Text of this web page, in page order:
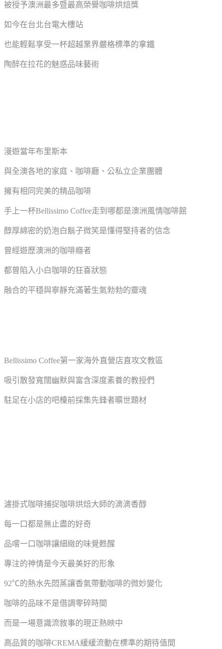
被授予澳洲最多暨最高榮譽咖啡烘焙獎
如今在台北台電大樓站
也能輕鬆享受一杯超越業界嚴格標準的拿鐵
陶醉在拉花的魅惑品味藝術
漫遊當年布里斯本
與全澳各地的家庭、咖啡廳、公私立企業團體
擁有相同完美的精品咖啡
手上一杯Bellissimo Coffee走到哪都是澳洲風情咖啡館
醇厚綿密的奶泡白鬍子微笑是懂得堅持者的信念
曾經遊歷澳洲的咖啡癮者
都曾陷入小白咖啡的狂喜狀態
融合的平穩與寧靜充滿著生氣勃勃的靈魂
Bellissimo Coffee第一家海外直營店直攻文教區
吸引散發寬闊幽默與富含深度素養的教授們
駐足在小店的吧檯前採集先鋒者曠世題材
濾掛式咖啡捕捉咖啡烘焙大師的滴滴香醇
每一口都是無止盡的好奇
品嚐一口咖啡讓細緻的味覺甦醒
專注的神情是今天最美好的形象
92℃的熱水先悶蒸讓香氣帶動咖啡的微妙變化
咖啡的品味不是借調零碎時間
而是一場意識流敘事的現正熱映中
高品質的咖啡CREMA緩緩流動在標準的期待值間